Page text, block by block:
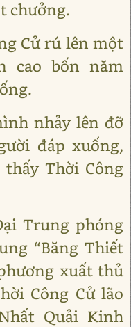
chưởng.
Cử rú lên một
cao bốn năm
nhảy lên đỡ
đáp xuống,
Thời Công
Trung phóng
“Băng Thiết
xuất thủ
Công Cử lão
Quải Kinh